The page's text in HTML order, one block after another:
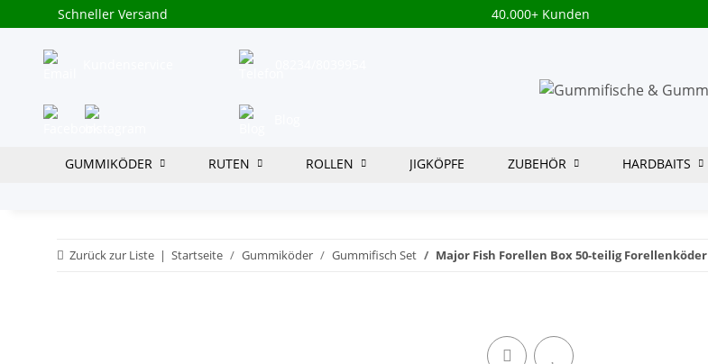
Schneller Versand 40.000+ Kunden
GUMMIKÖDER RUTEN ROLLEN JIGKÖPFE ZUBEHÖR HARDBAITS
Zurück zur Liste Startseite Gummiköder Gummifisch Set Major Fish Forellen Box 50-teilig Forellenköder